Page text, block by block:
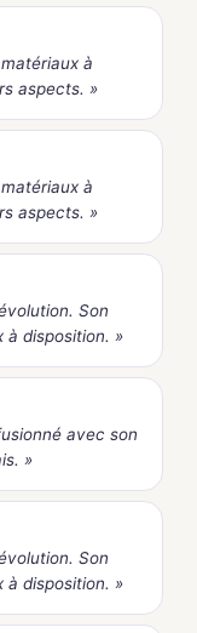
à
aspects. »
à
aspects. »
Son
à disposition. »
avec son
»
Son
à disposition. »